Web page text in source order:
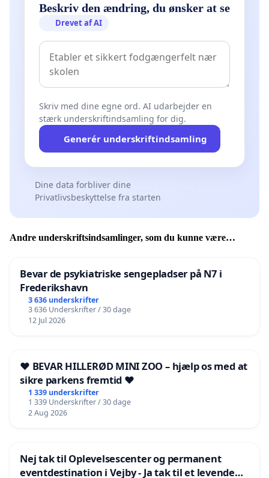
Beskriv den ændring, du ønsker at se
Drevet af AI
Skriv med dine egne ord. AI udarbejder en
stærk underskriftindsamling for dig.
Generér underskriftindsamling
Dine data forbliver dine
Privatlivsbeskyttelse fra starten
Andre underskriftsindsamlinger, som du kunne være
Bevar de psykiatriske sengepladser på N7 i
Frederikshavn
3 636 underskrifter
3 636 Underskrifter / 30 dage
12 Jul 2026
❤️ BEVAR HILLERØD MINI ZOO – hjælp os med at
sikre parkens fremtid ❤️
1 339 underskrifter
1 339 Underskrifter / 30 dage
2 Aug 2026
Nej tak til Oplevelsescenter og permanent
eventdestination i Vejby - Ja tak til et levende